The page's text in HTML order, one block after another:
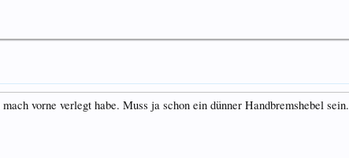
vorne verlegt habe. Muss ja schon ein dünner Handbremshebel sein.